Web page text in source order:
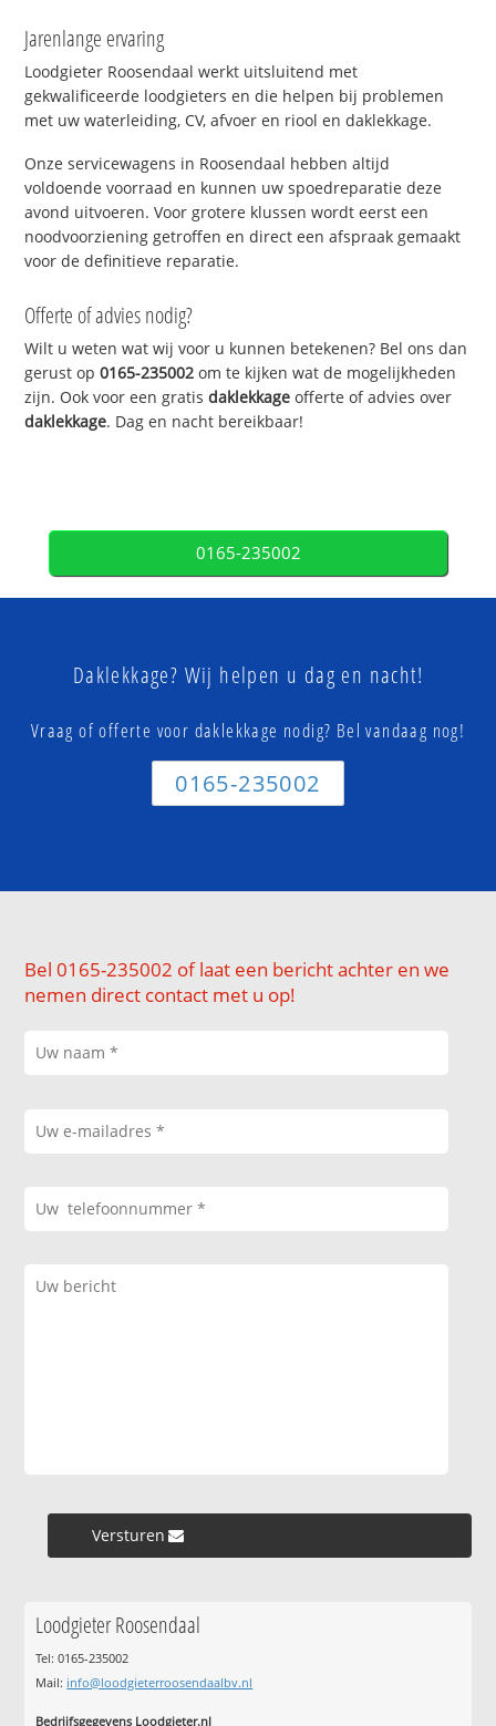
Jarenlange ervaring
Loodgieter Roosendaal werkt uitsluitend met
gekwalificeerde loodgieters en die helpen bij problemen
met uw waterleiding, CV, afvoer en riool en daklekkage.
Onze servicewagens in Roosendaal hebben altijd
voldoende voorraad en kunnen uw spoedreparatie deze
avond uitvoeren. Voor grotere klussen wordt eerst een
noodvoorziening getroffen en direct een afspraak gemaakt
voor de definitieve reparatie.
Offerte of advies nodig?
Wilt u weten wat wij voor u kunnen betekenen? Bel ons dan
gerust op0165-235002 om te kijken wat de mogelijkheden
zijn. Ook voor een gratisdaklekkage offerte of advies over
daklekkage. Dag en nacht bereikbaar!
0165-235002
Daklekkage? Wij helpen u dag en nacht!
Vraag of offerte voor daklekkage nodig? Bel vandaag nog!
0165-235002
Bel 0165-235002 of laat een bericht achter en we
nemen direct contact met u op!
Versturen »
Loodgieter Roosendaal
Tel: 0165-235002
Mail: info@loodgieterroosendaalbv.nl
Bedrijfsgegevens Loodgieter.nl